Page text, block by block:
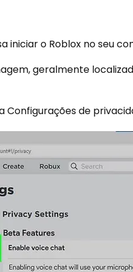
iniciar o Roblox no seu
geralmente
Configurações de